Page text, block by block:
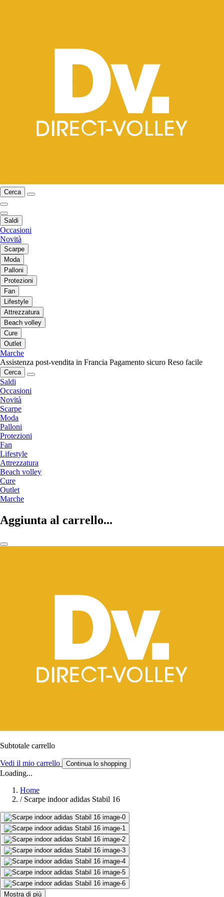
Cerca
Saldi
Occasioni
Novità
Scarpe
Moda
Palloni
Protezioni
Fan
Lifestyle
Attrezzatura
Beach volley
Cure
Outlet
Marche
Assistenza post-vendita in Francia Pagamento sicuro Reso facile
Cerca
Saldi
Occasioni
Novità
Scarpe
Moda
Palloni
Protezioni
Fan
Lifestyle
Attrezzatura
Beach volley
Cure
Outlet
Marche
Aggiunta al carrello...
Subtotale carrello
Vedi il mio carrello Continua lo shopping
Loading...
Home
/ Scarpe indoor adidas Stabil 16
Mostra di più